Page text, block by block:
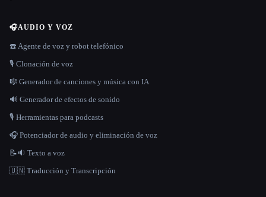
🎧AUDIO Y VOZ
☎️ Agente de voz y robot telefónico
🎙️ Clonación de voz
🎼 Generador de canciones y música con IA
🔊 Generador de efectos de sonido
🎙️ Herramientas para podcasts
🎧 Potenciador de audio y eliminación de voz
📝🔉 Texto a voz
🇺🇳 Traducción y Transcripción